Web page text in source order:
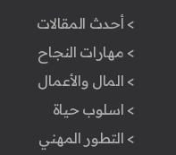
> أحدث المقالات
> مهارات النجاح
> المال والأعمال
> اسلوب حياة
> التطور المهني